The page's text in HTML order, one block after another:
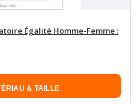
Égalité Homme-Femme :
& TAILLE